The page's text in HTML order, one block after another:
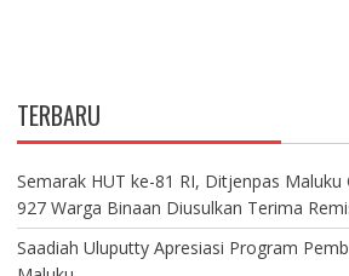
TERBARU
Semarak HUT ke-81 RI, Ditjenpas Maluku
927 Warga Binaan Diusulkan Terima
Saadiah Uluputty Apresiasi Program